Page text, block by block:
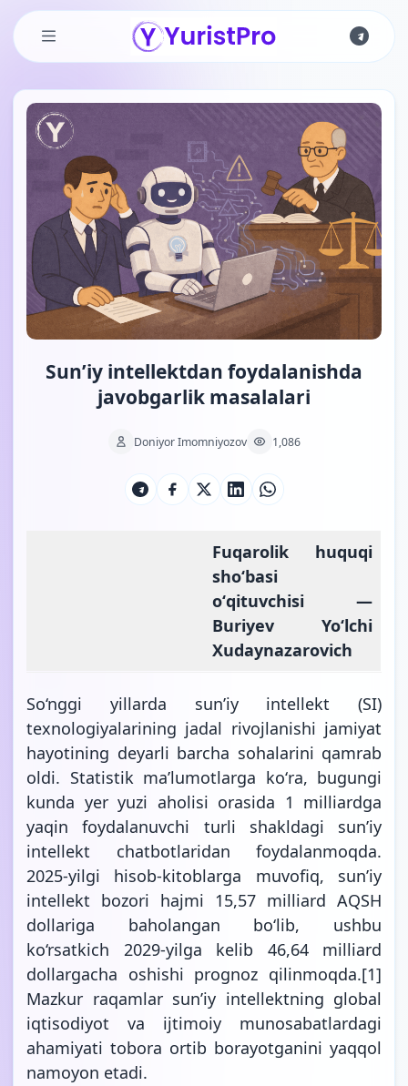
Skip to main content
Sun’iy intellektdan foydalanishda
javobgarlik masalalari
Doniyor Imomniyozov 1,086
Fuqarolik huquqi
shoʻbasi
oʻqituvchisi —
Buriyev Yoʻlchi
Xudaynazarovich
So‘nggi yillarda sunʼiy intellekt (SI)
texnologiyalarining jadal rivojlanishi jamiyat
hayotining deyarli barcha sohalarini qamrab
oldi. Statistik maʼlumotlarga koʻra, bugungi
kunda yer yuzi aholisi orasida 1 milliardga
yaqin foydalanuvchi turli shakldagi sunʼiy
intellekt chatbotlaridan foydalanmoqda.
2025-yilgi hisob-kitoblarga muvofiq, sunʼiy
intellekt bozori hajmi 15,57 milliard AQSH
dollariga baholangan bo‘lib, ushbu
ko‘rsatkich 2029-yilga kelib 46,64 milliard
dollargacha oshishi prognoz qilinmoqda.[1]
Mazkur raqamlar sunʼiy intellektning global
iqtisodiyot va ijtimoiy munosabatlardagi
ahamiyati tobora ortib borayotganini yaqqol
namoyon etadi.